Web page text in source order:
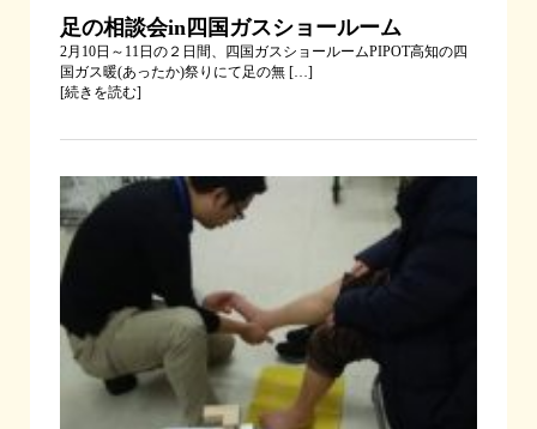
足の相談会in四国ガスショールーム
2月10日～11日の２日間、四国ガスショールームPIPOT高知の四
国ガス暖(あったか)祭りにて足の無 […]
[続きを読む]